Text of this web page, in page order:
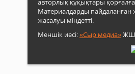
авторлық құқықтары
Материалдарды пайдаланған
жасалуы міндетті.
Меншік иесі:«Сыр медиа»